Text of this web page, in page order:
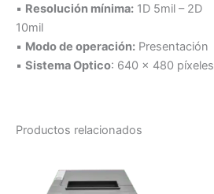
▪ Resolución mínima: 1D 5mil – 2D
10mil
▪ Modo de operación: Presentación
▪ Sistema Optico: 640 x 480 píxeles
Productos relacionados